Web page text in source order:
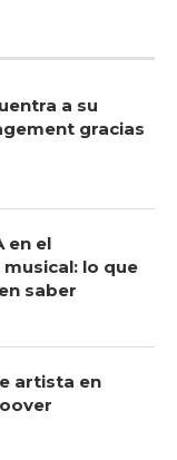
a su
gracias
en el
lo que
saber
artista en